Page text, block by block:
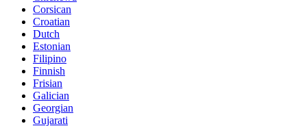
Corsican
Croatian
Dutch
Estonian
Filipino
Finnish
Frisian
Galician
Georgian
Gujarati